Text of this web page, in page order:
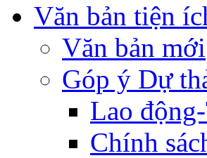
Văn bản tiện
Văn bản mới
Góp ý Dự
Lao
Chính